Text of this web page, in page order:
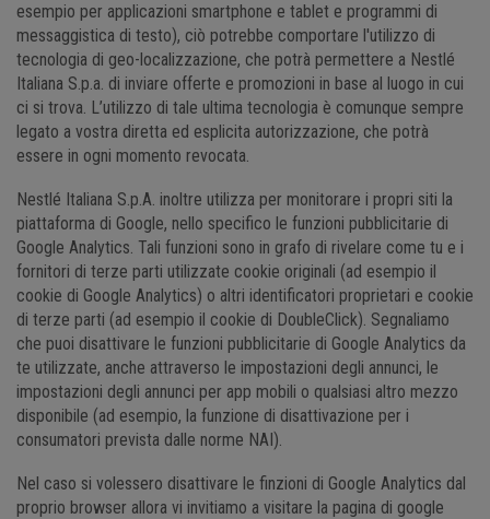
esempio per applicazioni smartphone e tablet e programmi di
messaggistica di testo), ciò potrebbe comportare l'utilizzo di
tecnologia di geo-localizzazione, che potrà permettere a Nestlé
Italiana S.p.a. di inviare offerte e promozioni in base al luogo in cui
ci si trova. L’utilizzo di tale ultima tecnologia è comunque sempre
legato a vostra diretta ed esplicita autorizzazione, che potrà
essere in ogni momento revocata.
Nestlé Italiana S.p.A. inoltre utilizza per monitorare i propri siti la
piattaforma di Google, nello specifico le funzioni pubblicitarie di
Google Analytics. Tali funzioni sono in grafo di rivelare come tu e i
fornitori di terze parti utilizzate cookie originali (ad esempio il
cookie di Google Analytics) o altri identificatori proprietari e cookie
di terze parti (ad esempio il cookie di DoubleClick). Segnaliamo
che puoi disattivare le funzioni pubblicitarie di Google Analytics da
te utilizzate, anche attraverso le impostazioni degli annunci, le
impostazioni degli annunci per app mobili o qualsiasi altro mezzo
disponibile (ad esempio, la funzione di disattivazione per i
consumatori prevista dalle norme NAI).
Nel caso si volessero disattivare le finzioni di Google Analytics dal
proprio browser allora vi invitiamo a visitare la pagina di google